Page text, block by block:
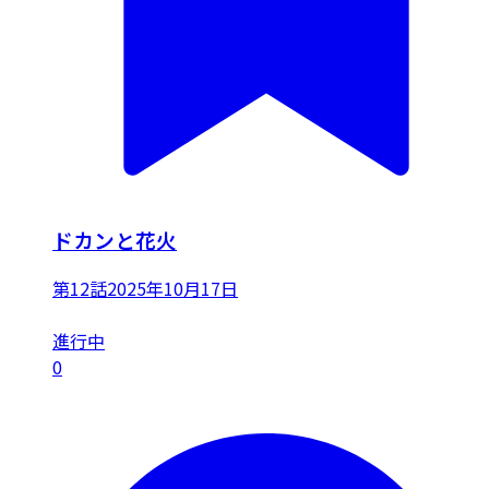
ドカンと花火
第12話2025年10月17日
進行中
0